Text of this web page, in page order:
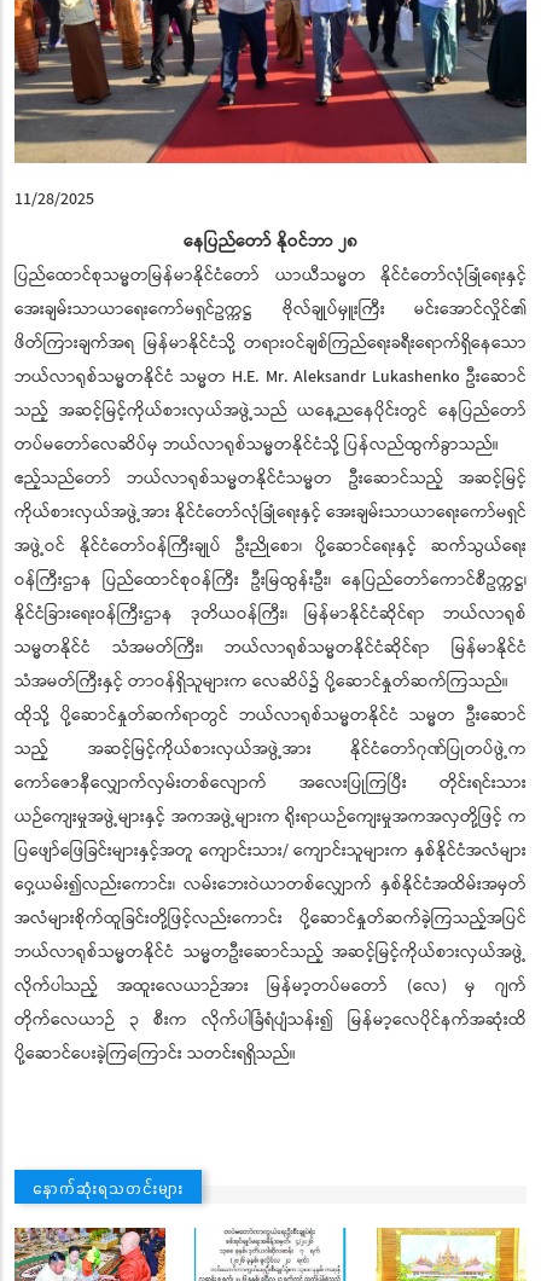
11/28/2025
နေပြည်တော် နိုဝင်ဘာ ၂၈
ပြည်ထောင်စုသမ္မတမြန်မာနိုင်ငံတော် ယာယီသမ္မတ နိုင်ငံတော်လုံခြုံရေးနှင့်
အေးချမ်းသာယာရေးကော်မရှင်ဥက္ကဋ္ဌ ဗိုလ်ချုပ်မှူးကြီး မင်းအောင်လှိုင်၏
ဖိတ်ကြားချက်အရ မြန်မာနိုင်ငံသို့ တရားဝင်ချစ်ကြည်ရေးခရီးရောက်ရှိနေသော
ဘယ်လာရုစ်သမ္မတနိုင်ငံ သမ္မတ H.E. Mr. Aleksandr Lukashenko ဦးဆောင်
သည့် အဆင့်မြင့်ကိုယ်စားလှယ်အဖွဲ့သည် ယနေ့ညနေပိုင်းတွင် နေပြည်တော်
တပ်မတော်လေဆိပ်မှ ဘယ်လာရုစ်သမ္မတနိုင်ငံသို့ ပြန်လည်ထွက်ခွာသည်။
ဧည့်သည်တော် ဘယ်လာရုစ်သမ္မတနိုင်ငံသမ္မတ ဦးဆောင်သည့် အဆင့်မြင့်
ကိုယ်စားလှယ်အဖွဲ့အား နိုင်ငံတော်လုံခြုံရေးနှင့် အေးချမ်းသာယာရေးကော်မရှင်
အဖွဲ့ဝင် နိုင်ငံတော်ဝန်ကြီးချုပ် ဦးညိုစော၊ ပို့ဆောင်ရေးနှင့် ဆက်သွယ်ရေး
ဝန်ကြီးဌာန ပြည်ထောင်စုဝန်ကြီး ဦးမြထွန်းဦး၊ နေပြည်တော်ကောင်စီဥက္ကဋ္ဌ၊
နိုင်ငံခြားရေးဝန်ကြီးဌာန ဒုတိယဝန်ကြီး၊ မြန်မာနိုင်ငံဆိုင်ရာ ဘယ်လာရုစ်
သမ္မတနိုင်ငံ သံအမတ်ကြီး၊ ဘယ်လာရုစ်သမ္မတနိုင်ငံဆိုင်ရာ မြန်မာနိုင်ငံ
သံအမတ်ကြီးနှင့် တာဝန်ရှိသူများက လေဆိပ်၌ ပို့ဆောင်နှုတ်ဆက်ကြသည်။
ထိုသို့ ပို့ဆောင်နှုတ်ဆက်ရာတွင် ဘယ်လာရုစ်သမ္မတနိုင်ငံ သမ္မတ ဦးဆောင်
သည့် အဆင့်မြင့်ကိုယ်စားလှယ်အဖွဲ့အား နိုင်ငံတော်ဂုဏ်ပြုတပ်ဖွဲ့က
ကော်ဇောနီလျှောက်လှမ်းတစ်လျောက် အလေးပြုကြပြီး တိုင်းရင်းသား
ယဉ်ကျေးမှုအဖွဲ့များနှင့် အကအဖွဲ့များက ရိုးရာယဉ်ကျေးမှုအကအလှတို့ဖြင့် က
ပြဖျော်ဖြေခြင်းများနှင့်အတူ ကျောင်းသား/ ကျောင်းသူများက နှစ်နိုင်ငံအလံများ
ဝှေ့ယမ်း၍လည်းကောင်း၊ လမ်းဘေးဝဲယာတစ်လျှောက် နှစ်နိုင်ငံအထိမ်းအမှတ်
အလံများစိုက်ထူခြင်းတို့ဖြင့်လည်းကောင်း ပို့ဆောင်နှုတ်ဆက်ခဲ့ကြသည့်အပြင်
ဘယ်လာရုစ်သမ္မတနိုင်ငံ သမ္မတဦးဆောင်သည့် အဆင့်မြင့်ကိုယ်စားလှယ်အဖွဲ့
လိုက်ပါသည့် အထူးလေယာဉ်အား မြန်မာ့တပ်မတော် (လေ) မှ ဂျက်
တိုက်လေယာဉ် ၃ စီးက လိုက်ပါခြံရံပျံသန်း၍ မြန်မာ့လေပိုင်နက်အဆုံးထိ
ပို့ဆောင်ပေးခဲ့ကြကြောင်း သတင်းရရှိသည်။
နောက်ဆုံးရသတင်းများ